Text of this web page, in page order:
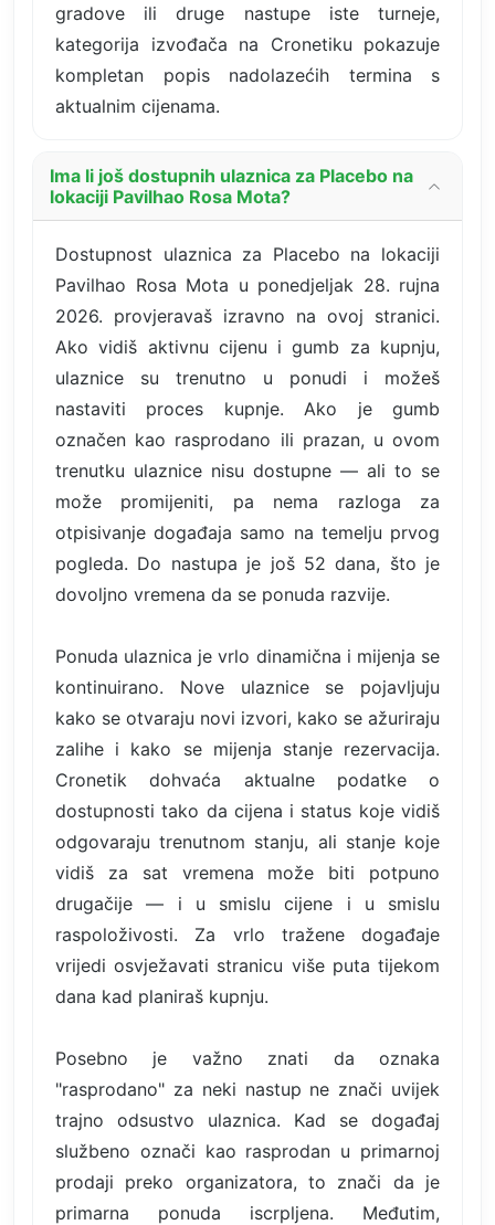
gradove ili druge nastupe iste turneje,
kategorija izvođača na Cronetiku pokazuje
kompletan popis nadolazećih termina s
aktualnim cijenama.
Ima li još dostupnih ulaznica za Placebo na
lokaciji Pavilhao Rosa Mota?
Dostupnost ulaznica za Placebo na lokaciji
Pavilhao Rosa Mota u ponedjeljak 28. rujna
2026. provjeravaš izravno na ovoj stranici.
Ako vidiš aktivnu cijenu i gumb za kupnju,
ulaznice su trenutno u ponudi i možeš
nastaviti proces kupnje. Ako je gumb
označen kao rasprodano ili prazan, u ovom
trenutku ulaznice nisu dostupne — ali to se
može promijeniti, pa nema razloga za
otpisivanje događaja samo na temelju prvog
pogleda. Do nastupa je još 52 dana, što je
dovoljno vremena da se ponuda razvije.
Ponuda ulaznica je vrlo dinamična i mijenja se
kontinuirano. Nove ulaznice se pojavljuju
kako se otvaraju novi izvori, kako se ažuriraju
zalihe i kako se mijenja stanje rezervacija.
Cronetik dohvaća aktualne podatke o
dostupnosti tako da cijena i status koje vidiš
odgovaraju trenutnom stanju, ali stanje koje
vidiš za sat vremena može biti potpuno
drugačije — i u smislu cijene i u smislu
raspoloživosti. Za vrlo tražene događaje
vrijedi osvježavati stranicu više puta tijekom
dana kad planiraš kupnju.
Posebno je važno znati da oznaka
"rasprodano" za neki nastup ne znači uvijek
trajno odsustvo ulaznica. Kad se događaj
službeno označi kao rasprodan u primarnoj
prodaji preko organizatora, to znači da je
primarna ponuda iscrpljena. Međutim,